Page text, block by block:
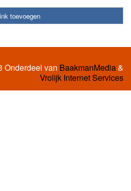
toevoegen
Onderdeel van BaakmanMedia&
Vrolijk Internet Services